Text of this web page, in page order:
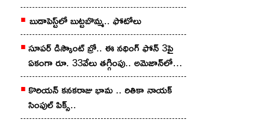
బుడాపెస్ట్‌లో బుట్టబొమ్మ‌.. ఫోటోలు
సూపర్ డిస్కౌంట్ బ్రో.. ఈ నథింగ్ ఫోన్ 3పై
ఏకంగా రూ. 33వేలు తగ్గింపు.. అమెజాన్‌లో
ఇలా కొన్నారంటే?
కొరియన్‌ కనకరాజు భామ .. రితికా నాయ‌క్
సింపుల్ పిక్స్‌..